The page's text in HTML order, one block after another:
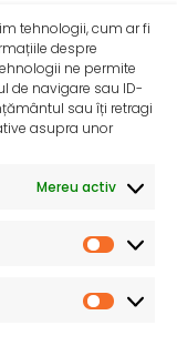
tehnologii, cum ar fi
despre
ne permite
de navigare sau ID-
sau îți retragi
asupra unor
Mereu activ
sarcinii și în
Salvați Copiii
și apărării